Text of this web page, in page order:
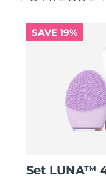
SAVE 19%
Set LUNA™